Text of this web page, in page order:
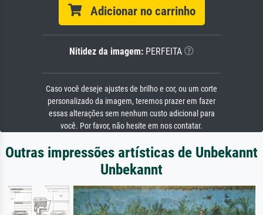
Adicionar no carrinho
Nitidez da imagem: PERFEITA
Caso você deseje ajustes de brilho e cor, ou um corte
personalizado da imagem, teremos prazer em fazer
essas alterações sem nenhum custo adicional para
você. Por favor, não hesite em nos contatar.
Outras impressões artísticas de Unbekannt
Unbekannt